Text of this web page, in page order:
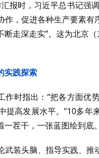
报时，习近平总书记强
，促进各种生产要素
走深走实”。这为北京
实践探索
时指出：“把各方面优
高发展水平。”10多年
茬干，一张蓝图绘到底。
装头脑、指导实践、